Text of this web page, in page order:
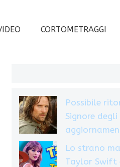
CORTOMETRAGGI
Possibile
Signore
Lo strano
Taylor Swift